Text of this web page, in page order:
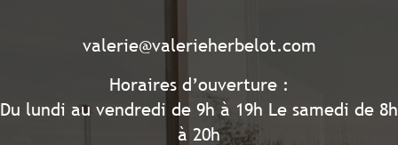
valerie@valerieherbelot.com
Horaires d’ouverture :
Du lundi au vendredi de 9h à 19h Le samedi de 8h
à 20h